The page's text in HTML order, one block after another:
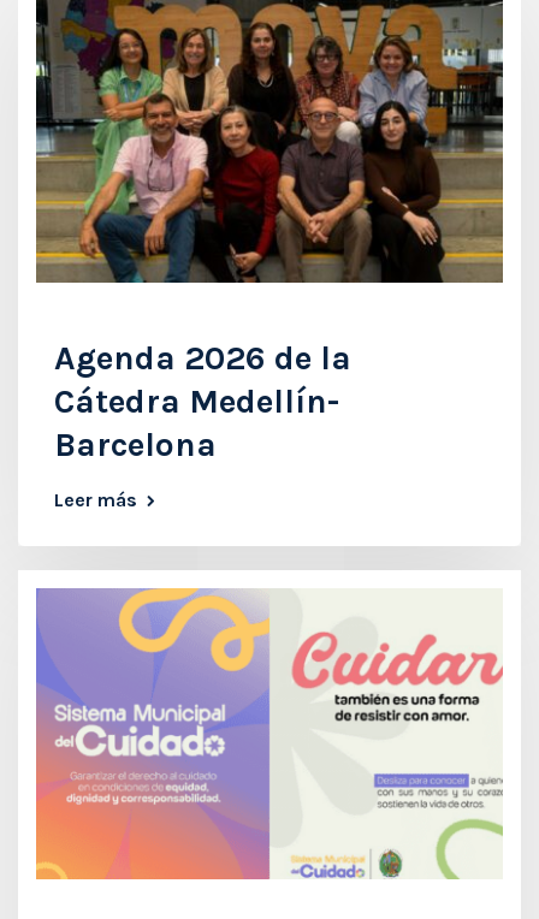
Agenda 2026 de la
Cátedra Medellín-
Barcelona
Leer más